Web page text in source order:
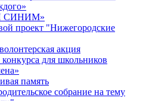
СИНИМ»
проект "Нижегородские
акция
для школьников
память
собрание на тему